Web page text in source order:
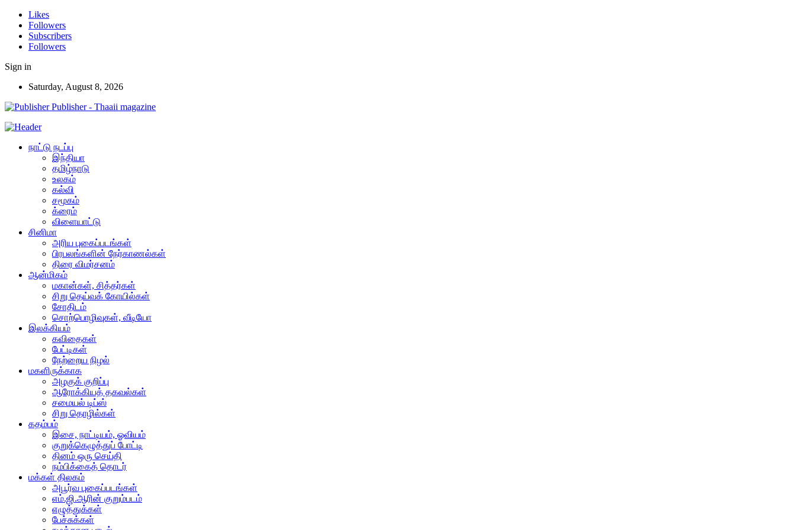
Likes
Followers
Subscribers
Followers
Sign in
Saturday, August 8, 2026
Publisher - Thaaii magazine
நாட்டு நடப்பு
இந்தியா
தமிழ்நாடு
உலகம்
கல்வி
சமூகம்
க்ரைம்
விளையாட்டு
சினிமா
அரிய புகைப்படங்கள்
பிரபலங்களின் நேர்காணல்கள்
திரை விமர்சனம்
ஆன்மிகம்
மகான்கள், சித்தர்கள்
சிறு தெய்வக் கோயில்கள்
சோதிடம்
சொற்பொழிவுகள், வீடியோ
இலக்கியம்
கவிதைகள்
பேட்டிகள்
நேற்றைய நிழல்
மகளிருக்காக
அழகுக் குறிப்பு
ஆரோக்கியத் தகவல்கள்
சமையல் டிப்ஸ்
சிறு தொழில்கள்
கதம்பம்
இசை, நாட்டியம், ஓவியம்
குறுக்கெழுத்துப் போட்டி
தினம் ஒரு செய்தி
நம்பிக்கைத் தொடர்
மக்கள் திலகம்
அபூர்வ புகைப்படங்கள்
எம்.ஜி.ஆரின் குறும்படம்
எழுத்துக்கள்
பேச்சுக்கள்